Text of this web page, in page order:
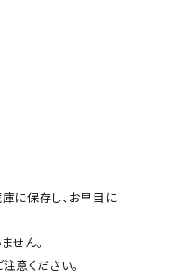
に保存し、お早目に
せん。
意ください。